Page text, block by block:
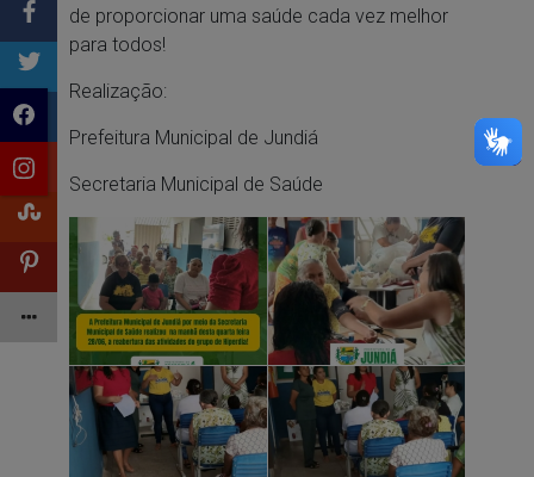
de proporcionar uma saúde cada vez melhor
para todos!
Realização:
Prefeitura Municipal de Jundiá
Secretaria Municipal de Saúde